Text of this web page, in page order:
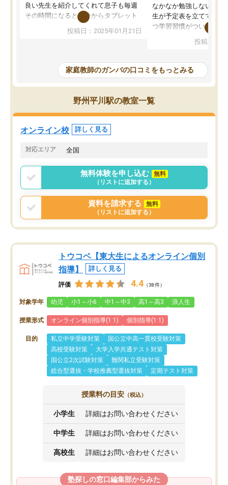
良い先生を紹介してくれて息子も毎週
その時間になると自分からタブレット
を開いてzoomを繋げるようになりまし
た！5科目なんでもOKなのもとても気
めて1年ほどだった今では平均点以上の
科目が増えてきました！あと1年受験ま
であるので無料の週末教室を使用しな
がら頑張って欲しいと思います！
投稿日：2025年01月21日
なかなか勉強しない息子
生が予定表を立ててくれ
つ学習習慣がついてきま
指導が無い日も予定表
問できるのでとても助か
投稿日：
家庭教師のガンバの口コミをもっとみる
野州平川駅の教室一覧
オンライン校 詳しく見る
対応エリア 全国
無料体験を申し込む
無料
（リストに追加する）
資料を請求する
無料
（リストに追加する）
トウコベ【東大生によるオンライン個別
指導】
詳しく見る
評価 4.4 （38件）
対象学年 幼児 小1～小6 中1～中3 高1～高3 浪人生
授業形式 オンライン個別指導(1:1) 個別指導(1:1)
目的 私立中学受験対策
国公立中高一貫校受験対策
高校受験対策
大学入学共通テスト対策
国公立2次試験対策
難関私立受験対策
総合型選抜・学校推薦型選抜対策
定期テスト対策
授業料の目安 （税込）
小学生 詳細はお問い合わせください
中学生 詳細はお問い合わせください
高校生 詳細はお問い合わせください
塾探しの窓口編集部からみた